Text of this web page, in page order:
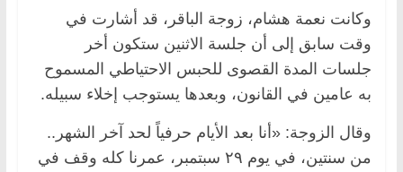
وكانت نعمة هشام، زوجة الباقر، قد أشارت في
وقت سابق إلى أن جلسة الاثنين ستكون أخر
جلسات المدة القصوى للحبس الاحتياطي المسموح
به عامين في القانون، وبعدها يستوجب إخلاء سبيله.
وقال الزوجة: «أنا بعد الأيام حرفياً لحد آخر الشهر..
من سنتين، في يوم ٢٩ سبتمبر، عمرنا كله وقف في